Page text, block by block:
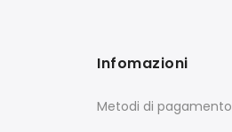
Infomazioni
Metodi di pagamento